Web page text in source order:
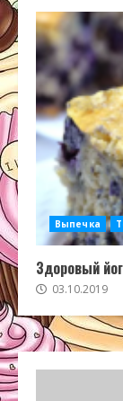
Выпечка
Здоровый
03.10.2019